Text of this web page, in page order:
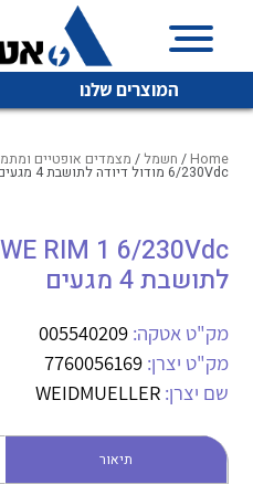
המוצרים שלנו
איכות |
אטקה בע”מ היא החברה
מיתוג, בקרה , ואינסטלציה חשמלית
חשמל מיתוג ואינסטלציה
קופסאות וארונות
לכל מוצרי היצרן
לכל מוצרי היצרן
Home
/ חשמל / מצמדים אופטיים
6/230Vdc מודול דיודה לתושבת 4 מגעים
לתושבת 4 מגעים
מק"ט אטקה: 005540209
מק"ט יצרן: 7760056169
שם יצרן: WEIDMUELLER
תיאור